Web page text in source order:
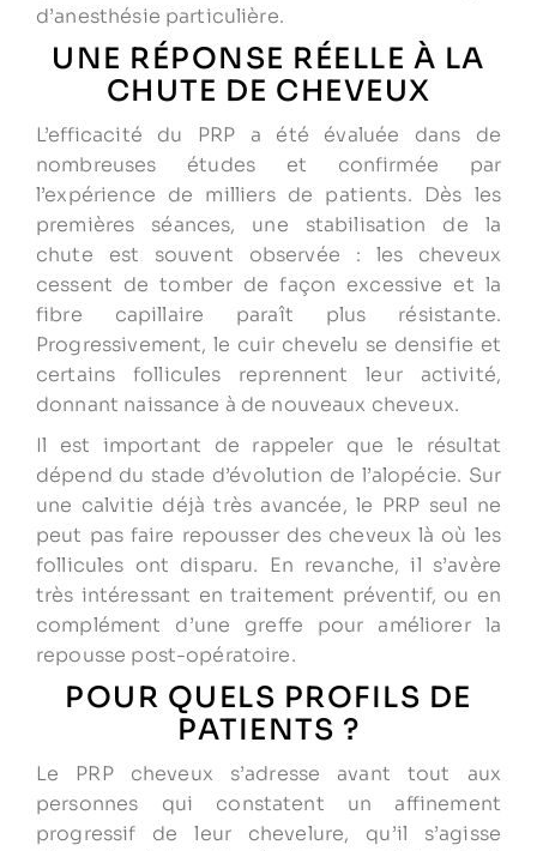
d’anesthésie particulière.
UNE RÉPONSE RÉELLE À LA
CHUTE DE CHEVEUX
L’efficacité du PRP a été évaluée dans de
nombreuses études et confirmée par
l’expérience de milliers de patients. Dès les
premières séances, une stabilisation de la
chute est souvent observée : les cheveux
cessent de tomber de façon excessive et la
fibre capillaire paraît plus résistante.
Progressivement, le cuir chevelu se densifie et
certains follicules reprennent leur activité,
donnant naissance à de nouveaux cheveux.
Il est important de rappeler que le résultat
dépend du stade d’évolution de l’alopécie. Sur
une calvitie déjà très avancée, le PRP seul ne
peut pas faire repousser des cheveux là où les
follicules ont disparu. En revanche, il s’avère
très intéressant en traitement préventif, ou en
complément d’une greffe pour améliorer la
repousse post-opératoire.
POUR QUELS PROFILS DE
PATIENTS ?
Le PRP cheveux s’adresse avant tout aux
personnes qui constatent un affinement
progressif de leur chevelure, qu’il s’agisse